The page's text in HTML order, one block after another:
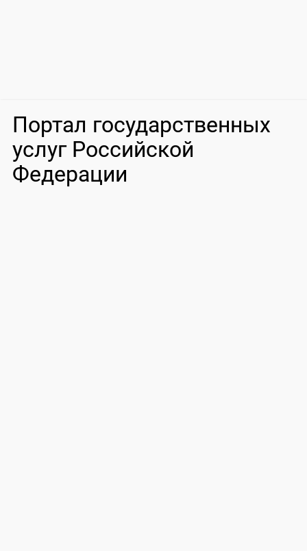
Портал государственных
услуг Российской
Федерации